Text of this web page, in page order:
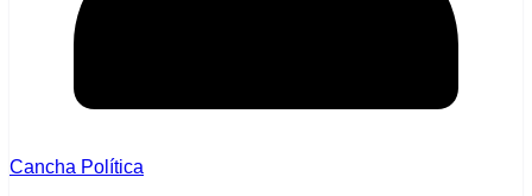
Cancha Política